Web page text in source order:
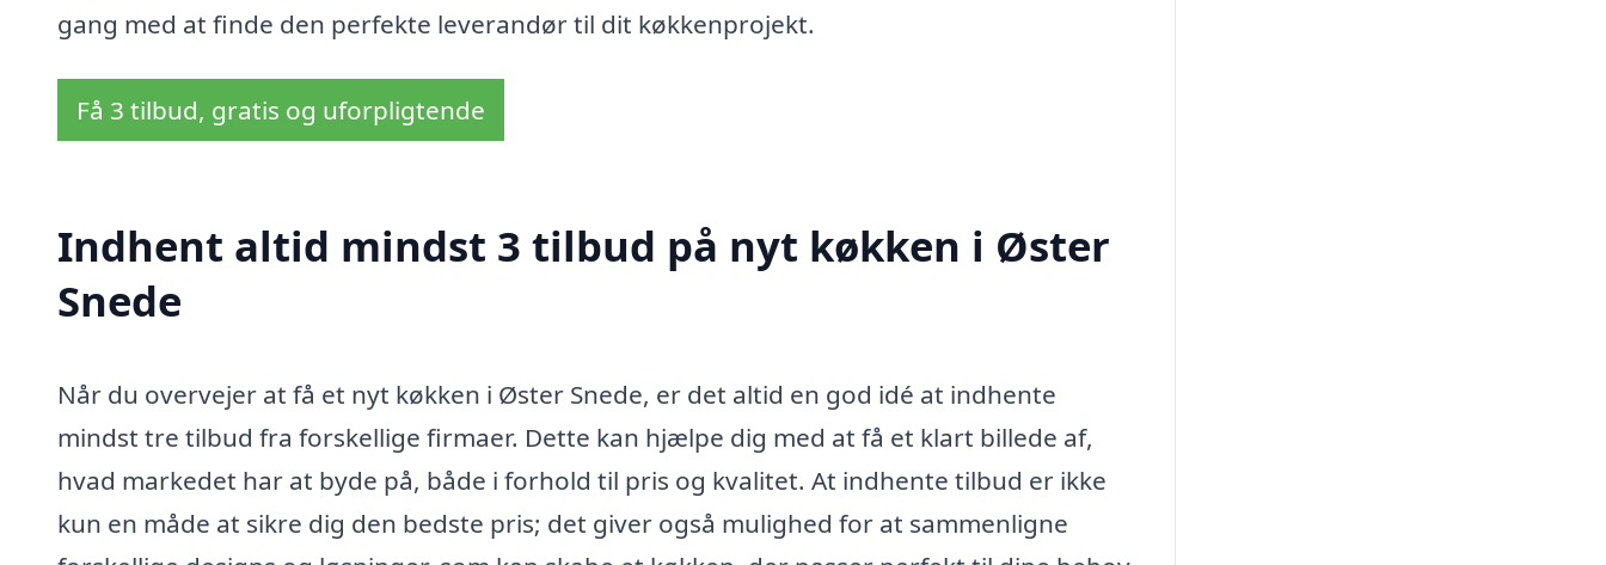
gang med at finde den perfekte leverandør til dit køkkenprojekt.
Få 3 tilbud, gratis og uforpligtende
Indhent altid mindst 3 tilbud på nyt køkken i Øster
Snede
Når du overvejer at få et nyt køkken i Øster Snede, er det altid en god idé at indhente
mindst tre tilbud fra forskellige firmaer. Dette kan hjælpe dig med at få et klart billede af,
hvad markedet har at byde på, både i forhold til pris og kvalitet. At indhente tilbud er ikke
kun en måde at sikre dig den bedste pris; det giver også mulighed for at sammenligne